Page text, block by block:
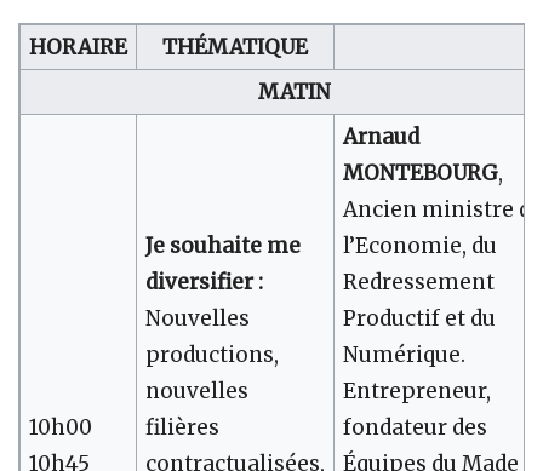
HORAIRE
THÉMATIQUE
MATIN
10h00
10h45
Je souhaite me
diversifier :
Nouvelles
productions,
nouvelles
filières
contractualisées,
Arnaud
MONTEBOURG,
Ancien ministre de
l’Economie, du
Redressement
Productif et du
Numérique.
Entrepreneur,
fondateur des
Équipes du Made